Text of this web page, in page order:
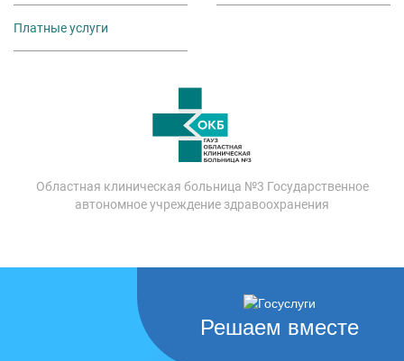
Платные услуги
Областная клиническая больница №3 Государственное
автономное учреждение здравоохранения
Решаем вместе